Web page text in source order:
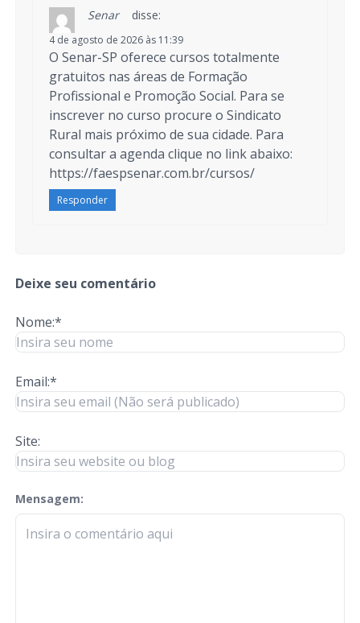
Senar disse:
4 de agosto de 2026 às 11:39
O Senar-SP oferece cursos totalmente
gratuitos nas áreas de Formação
Profissional e Promoção Social. Para se
inscrever no curso procure o Sindicato
Rural mais próximo de sua cidade. Para
consultar a agenda clique no link abaixo:
https://faespsenar.com.br/cursos/
Responder
Deixe seu comentário
Nome:*
Email:*
Site:
Mensagem:
check-terms